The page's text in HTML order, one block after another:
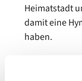
Heimatstadt
damit eine
haben.
Oder
fehlt.“ Er